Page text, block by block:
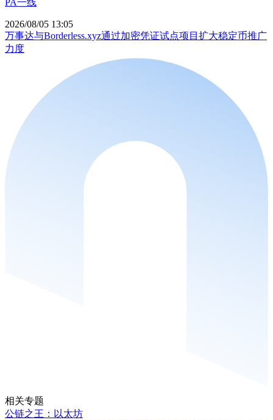
2026/08/05 13:05
万事达与Borderless.xyz通过加密凭证试点项目扩大稳定币推广
力度
相关专题
公链之王：以太坊